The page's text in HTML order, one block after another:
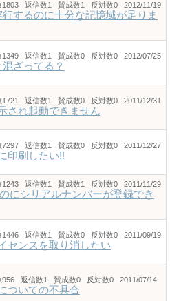
1803 返信数1 賛成数1 反対数0 2012/11/19
するのに十分な記憶域が足りま
1349 返信数1 賛成数0 反対数0 2012/07/25
ざってる？
1721 返信数1 賛成数0 反対数0 2011/12/31
され起動できません
7297 返信数1 賛成数0 反対数0 2011/12/27
印刷したい!!
1243 返信数1 賛成数1 反対数0 2011/11/29
にシリアルナンバーが登録でき
1446 返信数1 賛成数0 反対数0 2011/09/19
センスを取り消したい
956 返信数1 賛成数0 反対数0 2011/07/14
ついての不具合